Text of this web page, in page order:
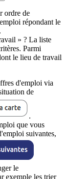
ordre de
répondant le
.
» ? La liste
Parmi
le lieu de travail
d'emploi via
de
.
que vous
suivantes,
le
exemple les trier